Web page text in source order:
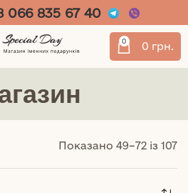
066 835 67 40
0 0 грн.
Показано 49–72 із 107